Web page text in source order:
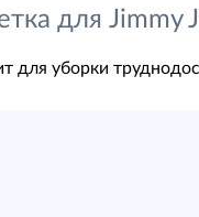
для Jimmy
для уборки